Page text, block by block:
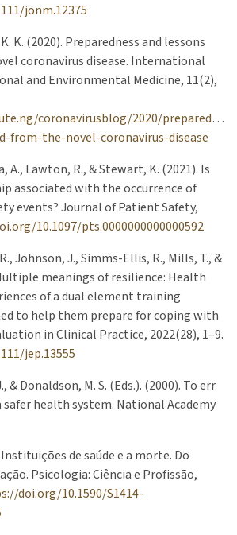
jonm.12375
K. (2020). Preparedness and lessons
coronavirus disease. International
and Environmental Medicine, 11(2),
coronavirusblog/2020/
from-the-novel-coronavirus-disease
A., Lawton, R., & Stewart, K. (2021). Is
associated with the occurrence of
events? Journal of Patient Safety,
10.1097/pts.0000000000000592
Johnson, J., Simms-Ellis, R., Mills, T., &
meanings of resilience: Health
of a dual element training
to help them prepare for coping with
in Clinical Practice, 2022(28), 1–9.
jep.13555
& Donaldson, M. S. (Eds.). (2000). To err
safer health system. National Academy
Instituições de saúde e a morte. Do
Psicologia: Ciência e Profissão,
doi.org/10.1590/S1414-